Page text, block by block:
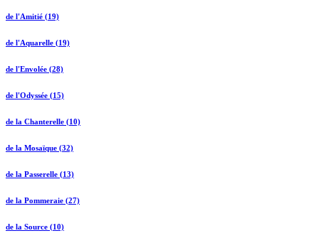
de l'Amitié (19)
de l'Aquarelle (19)
de l'Envolée (28)
de l'Odyssée (15)
de la Chanterelle (10)
de la Mosaïque (32)
de la Passerelle (13)
de la Pommeraie (27)
de la Source (10)